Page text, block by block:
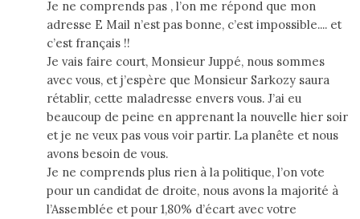
Je ne comprends pas , l’on me répond que mon
adresse E Mail n’est pas bonne, c’est impossible.... et
c’est français !!
Je vais faire court, Monsieur Juppé, nous sommes
avec vous, et j’espère que Monsieur Sarkozy saura
rétablir, cette maladresse envers vous. J’ai eu
beaucoup de peine en apprenant la nouvelle hier soir
et je ne veux pas vous voir partir. La planête et nous
avons besoin de vous.
Je ne comprends plus rien à la politique, l’on vote
pour un candidat de droite, nous avons la majorité à
l’Assemblée et pour 1,80% d’écart avec votre